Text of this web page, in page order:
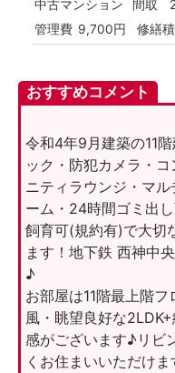
中古マンション 間取
管理費 9,700円 修繕
おすすめコメント
令和4年9月建築の11
ック・防犯カメラ・
ニティラウンジ・マ
ーム・24時間ゴミ出
飼育可(規約有)で大切
ます！地下鉄 西神中
♪
お部屋は11階最上階
風・眺望良好な
感がございます♪リビ
くお住まいいただけ